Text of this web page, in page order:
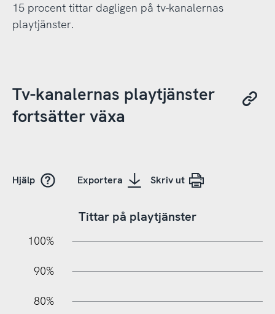
15 procent tittar dagligen på tv-kanalernas
playtjänster.
Tv-kanalernas playtjänster
fortsätter växa
Hjälp Exportera Skriv ut
Tittar på playtjänster
100%
90%
80%